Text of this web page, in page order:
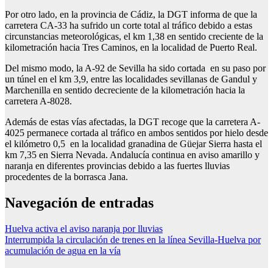
Por otro lado, en la provincia de Cádiz, la DGT informa de que la
carretera CA-33 ha sufrido un corte total al tráfico debido a estas
circunstancias meteorológicas, el km 1,38 en sentido creciente de la
kilometración hacia Tres Caminos, en la localidad de Puerto Real.
Del mismo modo, la A-92 de Sevilla ha sido cortada en su paso por
un túnel en el km 3,9, entre las localidades sevillanas de Gandul y
Marchenilla en sentido decreciente de la kilometración hacia la
carretera A-8028.
Además de estas vías afectadas, la DGT recoge que la carretera A-
4025 permanece cortada al tráfico en ambos sentidos por hielo desde
el kilómetro 0,5 en la localidad granadina de Güejar Sierra hasta el
km 7,35 en Sierra Nevada. Andalucía continua en aviso amarillo y
naranja en diferentes provincias debido a las fuertes lluvias
procedentes de la borrasca Jana.
Navegación de entradas
Huelva activa el aviso naranja por lluvias
Interrumpida la circulación de trenes en la línea Sevilla-Huelva por
acumulación de agua en la vía